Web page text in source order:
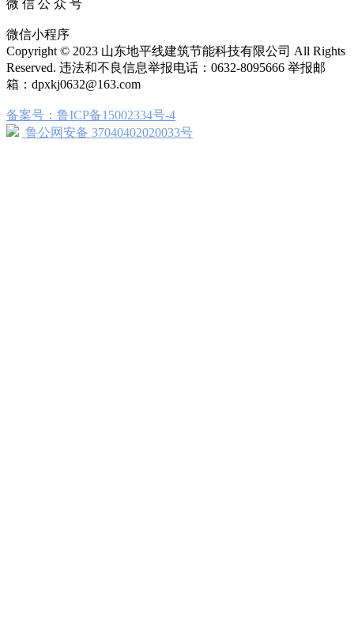
微 信 公 众 号
微信小程序
Copyright © 2023 山东地平线建筑节能科技有限公司 All Rights
Reserved. 违法和不良信息举报电话：0632-8095666 举报邮
箱：dpxkj0632@163.com
备案号：鲁ICP备15002334号-4
鲁公网安备 37040402020033号